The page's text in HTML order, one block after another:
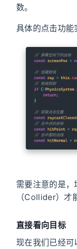
数。
具体的点击功能
需要注意的是
（Collider）才
直接看向目标
现在我们已经可